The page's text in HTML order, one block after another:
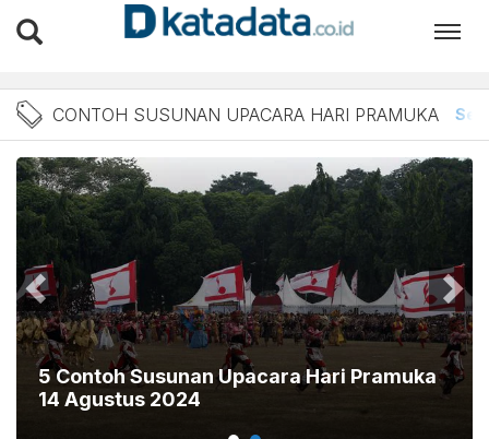
Berita Contoh Susunan
CONTOH SUSUNAN UPACARA HARI PRAMUKA
5 Contoh Susunan Upacara Hari Pramuka
14 Agustus 2024